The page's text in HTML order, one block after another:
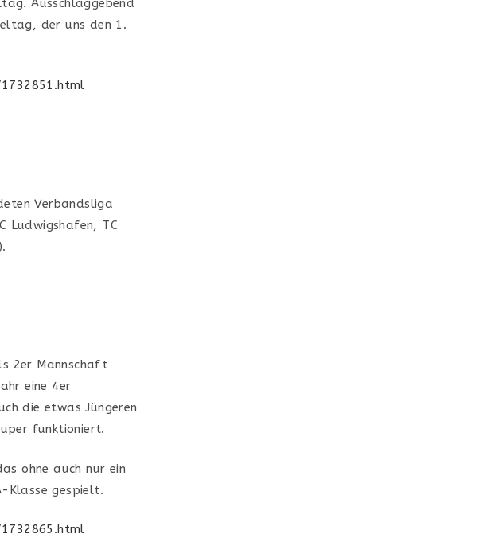
der uns den 1.
Verbandsliga
Ludwigshafen, TC
2er Mannschaft
eine 4er
die etwas Jüngeren
funktioniert.
ohne auch nur ein
Klasse gespielt.